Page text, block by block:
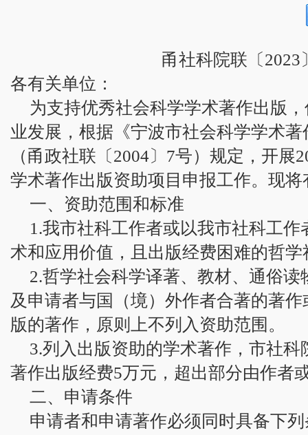
甬社科院联〔2023
各有关单位：
为支持优秀社会科学学术著作出版
业发展，根据《宁波市社会科学学术
（甬政社联〔2004〕7号）规定，开展
学术著作出版资助项目申报工作。现
一、资助范围和标准
1.我市社科工作者或以我市社科工
术和应用价值，且出版经费困难的哲
2.哲学社会科学译著、教材、通俗
及申请者与国（境）外作者合著的著
版的著作，原则上不列入资助范围。
3.列入出版资助的学术著作，市社
著作出版经费5万元，超出部分由作者
二、申请条件
申请者和申请著作必须同时具备下